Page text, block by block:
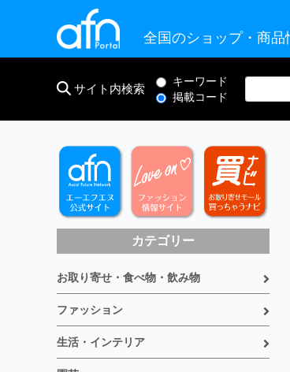
全国のショップ・商
サイト内検索
キーワード
掲載コード
カテゴリー
お取り寄せ・食べ物・飲み物
ファッション
生活・インテリア